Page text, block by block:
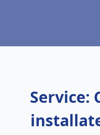
Service: